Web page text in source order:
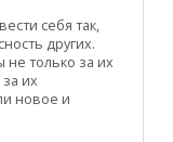
себя так,
других.
только за их
их
новое и